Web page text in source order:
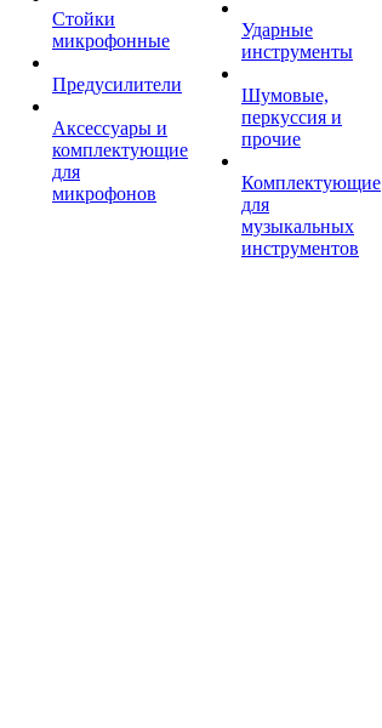
Стойки
микрофонные
Предусилители
Аксессуары и
комплектующие
для
микрофонов
Ударные
инструменты
Шумовые,
перкуссия и
прочие
Комплектующие
для
музыкальных
инструментов